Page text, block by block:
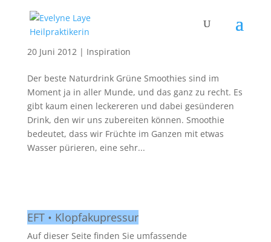
Wildkräuter Smoothies
20 Juni 2012| Inspiration
Der beste Naturdrink Grüne Smoothies sind im
Moment ja in aller Munde, und das ganz zu recht. Es
gibt kaum einen leckereren und dabei gesünderen
Drink, den wir uns zubereiten können. Smoothie
bedeutet, dass wir Früchte im Ganzen mit etwas
Wasser pürieren, eine sehr...
EFT • Klopfakupressur
Auf dieser Seite finden Sie umfassende